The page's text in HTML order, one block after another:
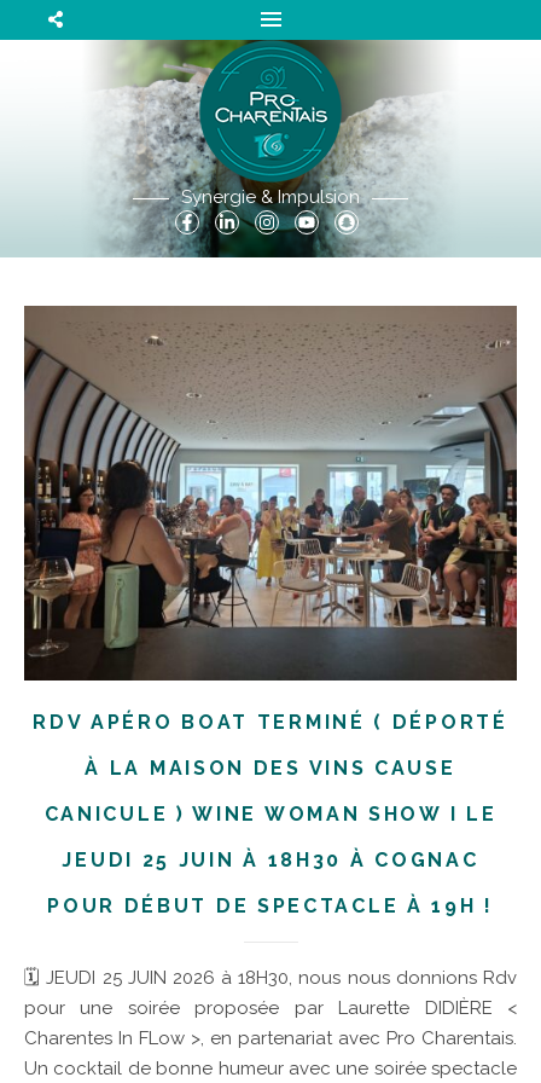
Synergie & Impulsion
RDV APÉRO BOAT TERMINÉ ( DÉPORTÉ
À LA MAISON DES VINS CAUSE
CANICULE ) WINE WOMAN SHOW I LE
JEUDI 25 JUIN À 18H30 À COGNAC
POUR DÉBUT DE SPECTACLE À 19H !
🗓 JEUDI 25 JUIN 2026 à 18H30, nous nous donnions Rdv
pour une soirée proposée par Laurette DIDIÈRE <
Charentes In FLow >, en partenariat avec Pro Charentais.
Un cocktail de bonne humeur avec une soirée spectacle